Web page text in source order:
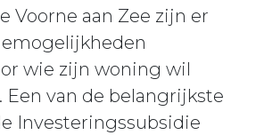
Voorne aan Zee zijn er
wie zijn woning wil
Een van de belangrijkste
Investeringssubsidie